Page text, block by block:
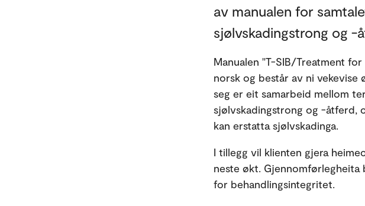
av manualen for
sjølvskadingstrong og -
Manualen "T-SIB/Treatment
norsk og består av ni
seg er eit samarbeid mellom
sjølvskadingstrong og -åtferd,
kan erstatta sjølvskadinga.
I tillegg vil klienten gjera
neste økt. Gjennomførlegheita
for behandlingsintegritet.